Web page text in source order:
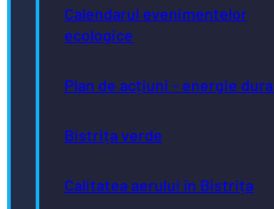
Calendarul evenimentelor
ecologice
Plan de acțiuni - energie
Bistrița verde
Calitatea aerului în Bistrița